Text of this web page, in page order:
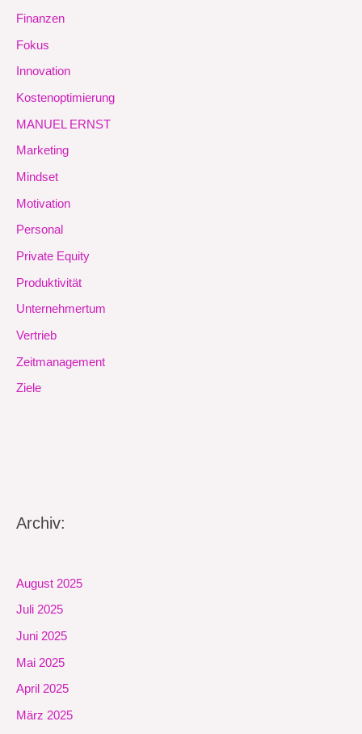
Finanzen
Fokus
Innovation
Kostenoptimierung
MANUEL ERNST
Marketing
Mindset
Motivation
Personal
Private Equity
Produktivität
Unternehmertum
Vertrieb
Zeitmanagement
Ziele
Archiv:
August 2025
Juli 2025
Juni 2025
Mai 2025
April 2025
März 2025